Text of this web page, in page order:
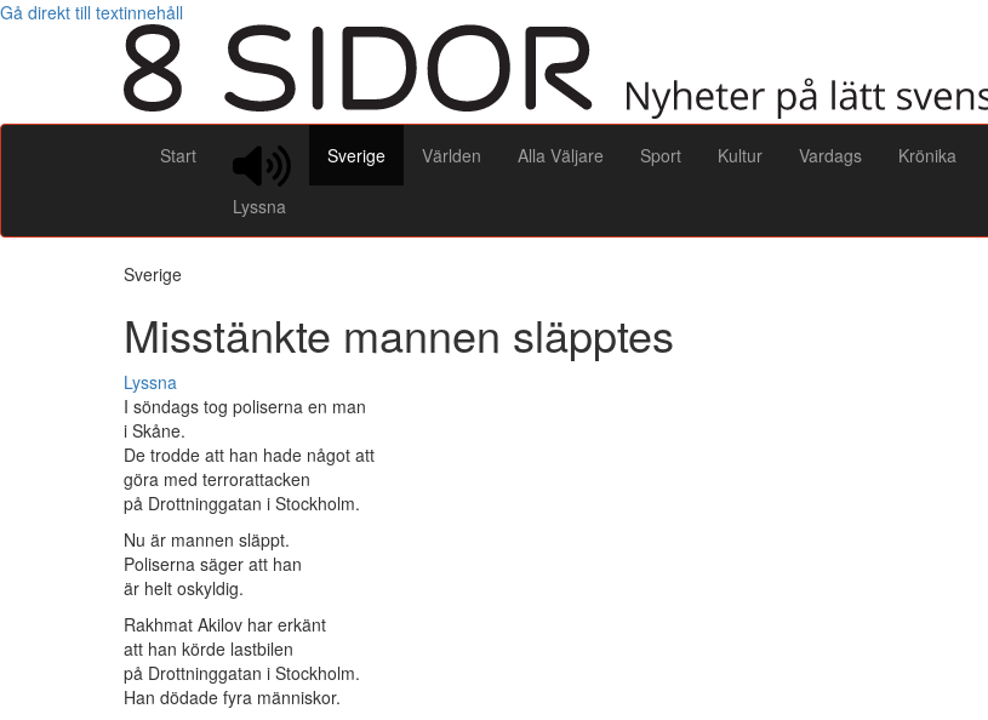
Gå direkt till textinnehåll
Start
Lyssna
Sverige Världen Alla Väljare Sport Kultur Vardags Krönika
Sverige
Misstänkte mannen släpptes
Lyssna
I söndags tog poliserna en man
i Skåne.
De trodde att han hade något att
göra med terrorattacken
på Drottninggatan i Stockholm.
Nu är mannen släppt.
Poliserna säger att han
är helt oskyldig.
Rakhmat Akilov har erkänt
att han körde lastbilen
på Drottninggatan i Stockholm.
Han dödade fyra människor.